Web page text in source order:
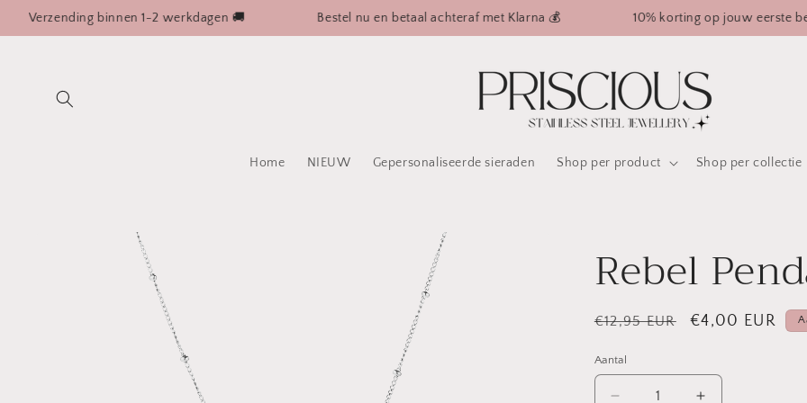
naar de
content
binnen 1-2 werkdagen 🚚 Bestel nu en betaal achteraf met Klarna 💰 10% korting op jouw eerste
Home NIEUW Gepersonaliseerde sieraden Shop per product Shop per collectie
productinformatie
Rebel
Normale
€12,95 EUR €4,00 EUR
Aantal
Aantal